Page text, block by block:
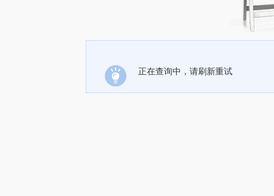
正在查询中，请刷新重试